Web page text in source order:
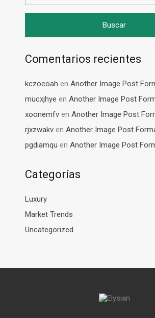
Comentarios recientes
kczocoah en Another Image Post
mucxjhye en Another Image Post
xoonemfv en Another Image Post
rjxzwakv en Another Image Post
pgdiamqu en Another Image Post
Categorías
Luxury
Market Trends
Uncategorized